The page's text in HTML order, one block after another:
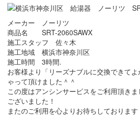
メーカー ノーリツ
商品名 SRT-2060SAWX
施工スタッフ 佐々木
施工地域 横浜市神奈川区
施工時間 3時間.
お客様より「リーズナブルに交換できて
ゃって頂けました＾＾
この度はアンシンサービスをご利用頂き
ございました！
またのご利用を心よりお待ちしております